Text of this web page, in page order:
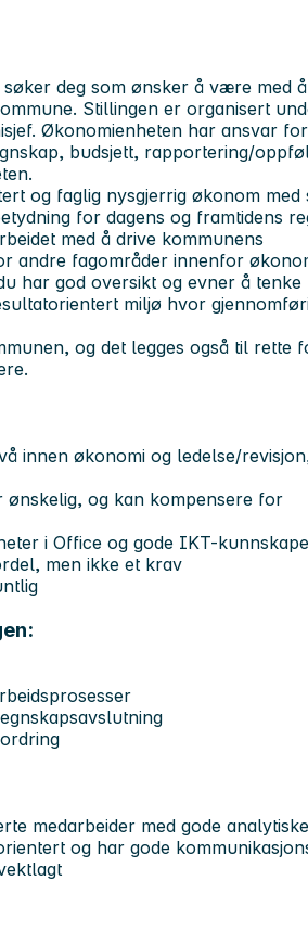
deg som ønsker å være med å
Stillingen er organisert
Økonomienheten har ansvar for
budsjett, rapportering/
og faglig nysgjerrig økonom med
for dagens og framtidens
med å drive kommunens
andre fagområder innenfor
har god oversikt og evner å
miljø hvor
og det legges også til rette
innen økonomi og ledelse/
ønskelig, og kan kompensere for
i Office og gode IKT-
men ikke et krav
medarbeider med gode analytiske
og har gode